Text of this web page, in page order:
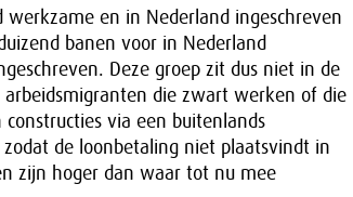
en in Nederland ingeschreven
banen voor in Nederland
Deze groep zit dus niet in de
die zwart werken of die
via een buitenlands
de loonbetaling niet plaatsvindt in
zijn hoger dan waar tot nu mee